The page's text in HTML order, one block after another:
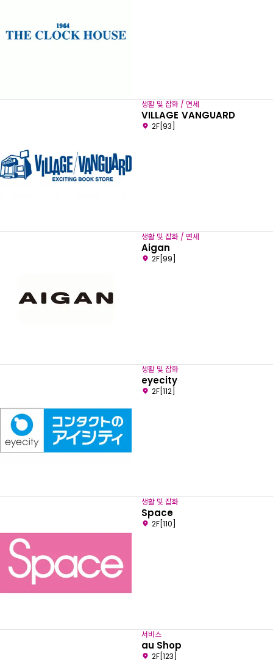
생활 및 잡화 / 면세
VILLAGE VANGUARD
2F[93]
생활 및 잡화 / 면세
Aigan
2F[99]
생활 및 잡화
eyecity
2F[112]
생활 및 잡화
Space
2F[110]
서비스
au Shop
2F[123]